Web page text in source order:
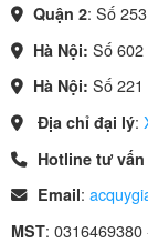
Quận 2: Số
Hà Nội: Số 602
Hà Nội: Số 221
Địa chỉ đại lý:
Hotline tư
Email:
MST: